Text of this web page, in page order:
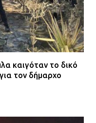
καιγόταν το δικό
τον δήμαρχο